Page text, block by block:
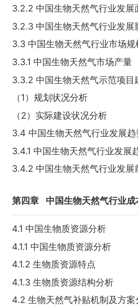
3.2.2 中国生物天然气行业发展
3.2.3 中国生物天然气行业发展
3.3 中国生物天然气行业市场规
3.3.1 中国生物天然气市场产量
3.3.2 中国生物天然气示范项目
（1）规划状况分析
（2）实际建设状况分析
3.4 中国生物天然气行业发展趋
3.4.1 中国生物天然气行业发展
3.4.2 中国生物天然气行业发展
第四章 中国生物天然气行业
4.1 中国生物质资源分析
4.1.1 中国生物质资源分析
4.1.2 生物质资源特点
4.1.3 生物质资源结构分析
4.2 生物天然气补贴机制及方案